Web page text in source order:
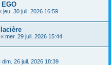
jeu. 30 juil. 2026 16:59
« mer. 29 juil. 2026 15:44
dim. 26 juil. 2026 18:39